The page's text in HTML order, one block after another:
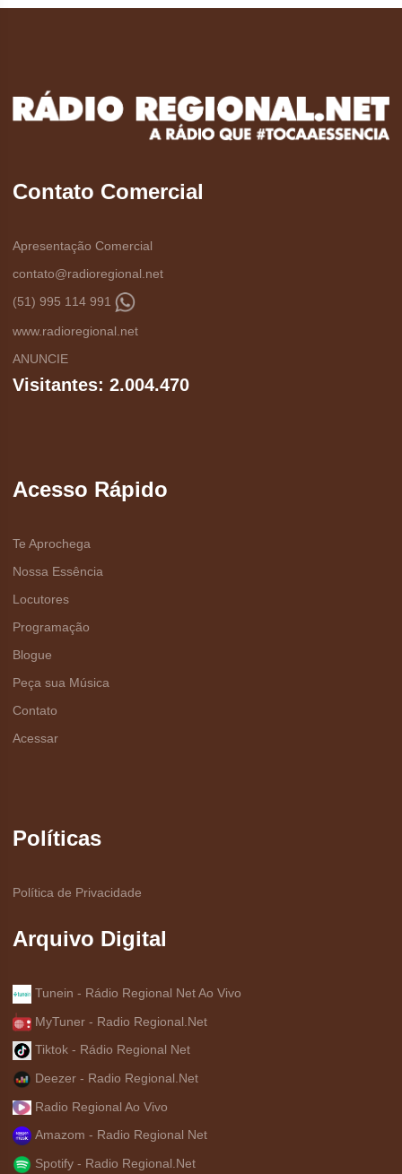
Contato Comercial
Apresentação Comercial
contato@radioregional.net
(51) 995 114 991
www.radioregional.net
ANUNCIE
Visitantes: 2.004.470
Acesso Rápido
Te Aprochega
Nossa Essência
Locutores
Programação
Blogue
Peça sua Música
Contato
Acessar
Políticas
Política de Privacidade
Arquivo Digital
Tunein - Rádio Regional Net Ao Vivo
MyTuner - Radio Regional.Net
Tiktok - Rádio Regional Net
Deezer - Radio Regional.Net
Radio Regional Ao Vivo
Amazom - Radio Regional Net
Spotify - Radio Regional.Net